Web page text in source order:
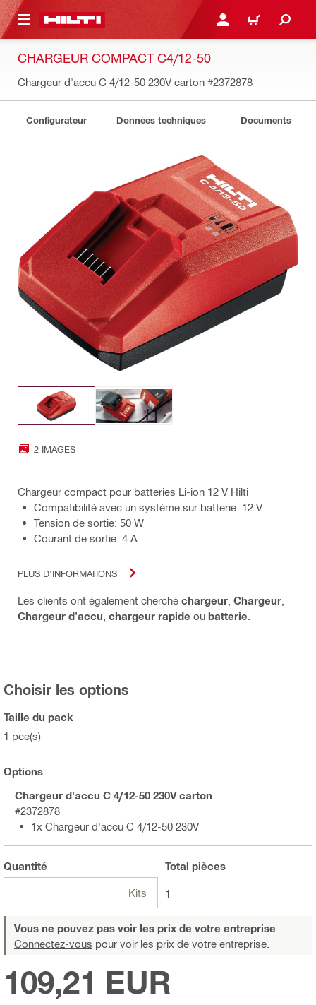
CONTENT CONNEXION OU
PANIER
CHARGEUR COMPACT C4/12-50
Chargeur d'accu C 4/12-50 230V carton #2372878
Configurateur Données techniques Documents
2 IMAGES
Chargeur compact pour batteries Li-ion 12 V Hilti
Compatibilité avec un système sur batterie: 12 V
Tension de sortie: 50 W
Courant de sortie: 4 A
PLUS D'INFORMATIONS
Les clients ont également cherché chargeur Chargeur
Chargeur d'accu chargeur rapide ou batterie
Choisir les options
Taille du pack
1 pce(s)
Options
Chargeur d'accu C 4/12-50 230V carton
#2372878
1x Chargeur d'accu C 4/12-50 230V
Quantité
Kits
Total pièces
1
Vous ne pouvez pas voir les prix de votre entreprise
Connectez-vous pour voir les prix de votre entreprise.
109,21 EUR